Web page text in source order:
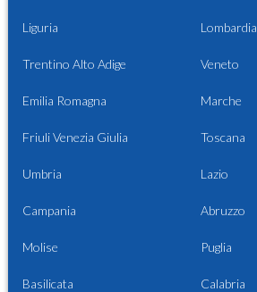
Liguria Lombardia
Trentino Alto Adige Veneto
Emilia Romagna Marche
Friuli Venezia Giulia Toscana
Umbria Lazio
Campania Abruzzo
Molise Puglia
Basilicata Calabria